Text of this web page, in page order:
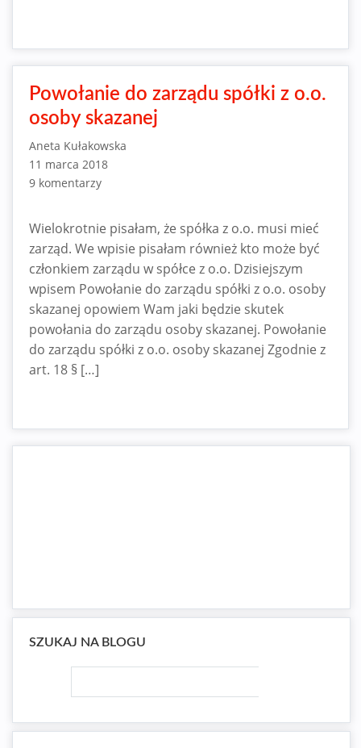
Powołanie do zarządu spółki z o.o.
osoby skazanej
Aneta Kułakowska
11 marca 2018
9 komentarzy
Wielokrotnie pisałam, że spółka z o.o. musi mieć
zarząd. We wpisie pisałam również kto może być
członkiem zarządu w spółce z o.o. Dzisiejszym
wpisem Powołanie do zarządu spółki z o.o. osoby
skazanej opowiem Wam jaki będzie skutek
powołania do zarządu osoby skazanej. Powołanie
do zarządu spółki z o.o. osoby skazanej Zgodnie z
art. 18 § […]
SZUKAJ NA BLOGU